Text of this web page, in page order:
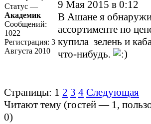
Статус —
Академик
Сообщений:
1022
Регистрация: 3
Августа 2010
9 Мая 2015 в 0:12
В Ашане я
ассортименте по
купила зелень и
что-нибудь.
Страницы: 1 2 3 4 Следующая
Читают тему (гостей — 1,
0)